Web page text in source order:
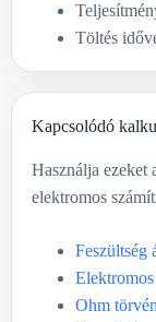
Töltés
Kapcsolódó
Használja ezeket
elektromos
Feszültség
Ohm